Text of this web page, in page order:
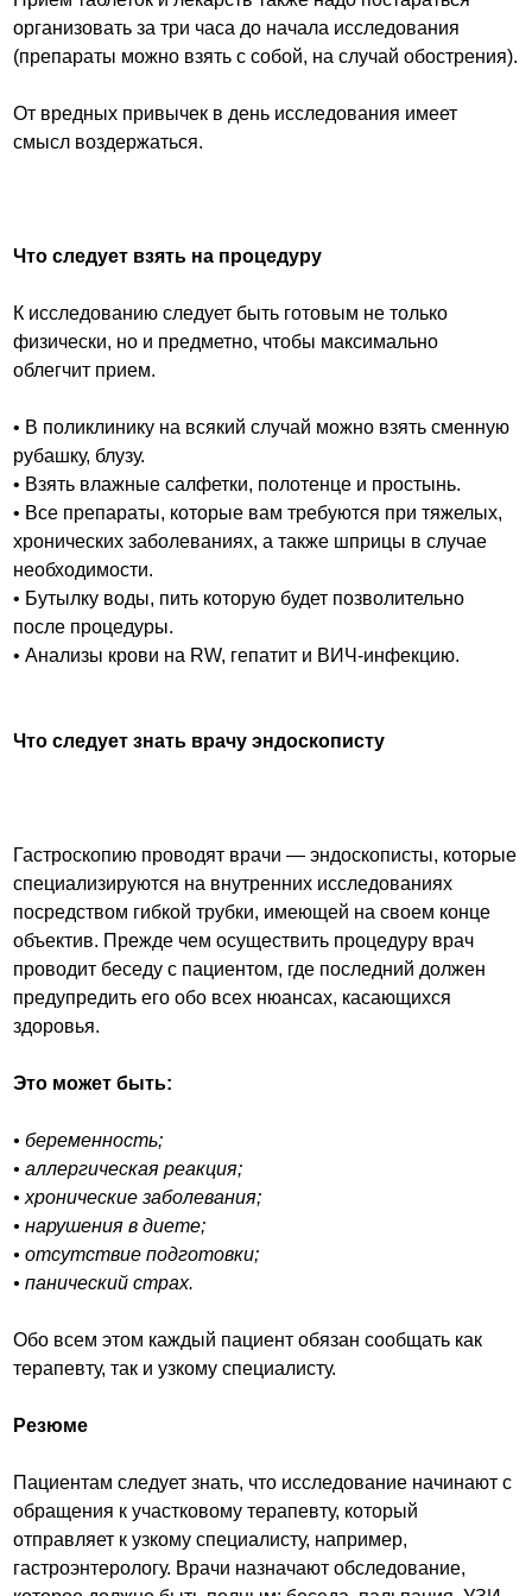
организовать за три часа до начала исследования
(препараты можно взять с собой, на случай обострения).
От вредных привычек в день исследования имеет
смысл воздержаться.
Что следует взять на процедуру
К исследованию следует быть готовым не только
физически, но и предметно, чтобы максимально
облегчит прием.
• В поликлинику на всякий случай можно взять сменную
рубашку, блузу.
• Взять влажные салфетки, полотенце и простынь.
• Все препараты, которые вам требуются при тяжелых,
хронических заболеваниях, а также шприцы в случае
необходимости.
• Бутылку воды, пить которую будет позволительно
после процедуры.
• Анализы крови на RW, гепатит и ВИЧ-инфекцию.
Что следует знать врачу эндоскописту
Гастроскопию проводят врачи — эндоскописты, которые
специализируются на внутренних исследованиях
посредством гибкой трубки, имеющей на своем конце
объектив. Прежде чем осуществить процедуру врач
проводит беседу с пациентом, где последний должен
предупредить его обо всех нюансах, касающихся
здоровья.
Это может быть:
• беременность;
• аллергическая реакция;
• хронические заболевания;
• нарушения в диете;
• отсутствие подготовки;
• панический страх.
Обо всем этом каждый пациент обязан сообщать как
терапевту, так и узкому специалисту.
Резюме
Пациентам следует знать, что исследование начинают с
обращения к участковому терапевту, который
отправляет к узкому специалисту, например,
гастроэнтерологу. Врачи назначают обследование,